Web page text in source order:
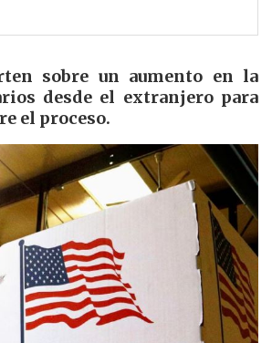
sobre un aumento en la
desde el extranjero para
el proceso.